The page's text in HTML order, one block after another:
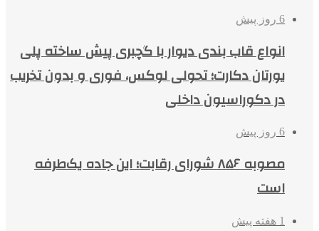
6 روز پیش
انواع قاب بندی دیوار با گچبری پیش ساخته پلی
یورتان دکارت؛ تحولی لوکس، فوری و بدون تخریب
در دکوراسیون داخلی
6 روز پیش
مصوبه ۸۵۶ شورای رقابت؛ این جاده یک‌طرفه
است
1 هفته پیش